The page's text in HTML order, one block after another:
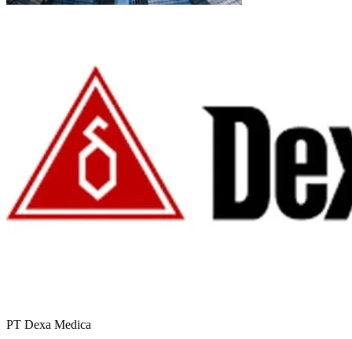
PT Dexa Medica